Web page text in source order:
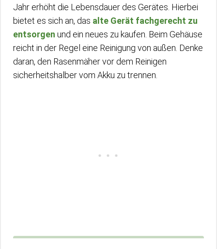
Jahr erhöht die Lebensdauer des Gerätes. Hierbei
bietet es sich an, das alte Gerät fachgerecht zu
entsorgen und ein neues zu kaufen. Beim Gehäuse
reicht in der Regel eine Reinigung von außen. Denke
daran, den Rasenmäher vor dem Reinigen
sicherheitshalber vom Akku zu trennen.